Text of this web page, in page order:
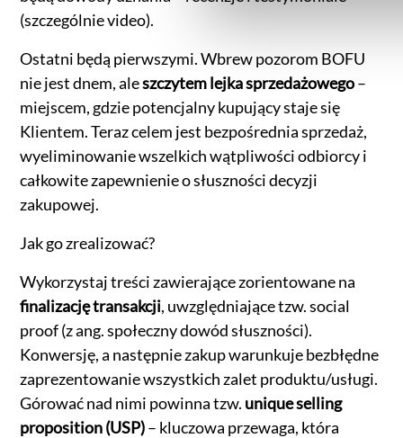
(szczególnie video).
Ostatni będą pierwszymi. Wbrew pozorom BOFU
nie jest dnem, aleszczytem lejka sprzedażowego–
miejscem, gdzie potencjalny kupujący staje się
Klientem. Teraz celem jest bezpośrednia sprzedaż,
wyeliminowanie wszelkich wątpliwości odbiorcy i
całkowite zapewnienie o słuszności decyzji
zakupowej.
Jak go zrealizować?
Wykorzystaj treści zawierające zorientowane na
finalizację transakcji, uwzględniające tzw. social
proof (z ang. społeczny dowód słuszności).
Konwersję, a następnie zakup warunkuje bezbłędne
zaprezentowanie wszystkich zalet produktu/usługi.
Górować nad nimi powinna tzw. unique selling
proposition (USP)– kluczowa przewaga, która